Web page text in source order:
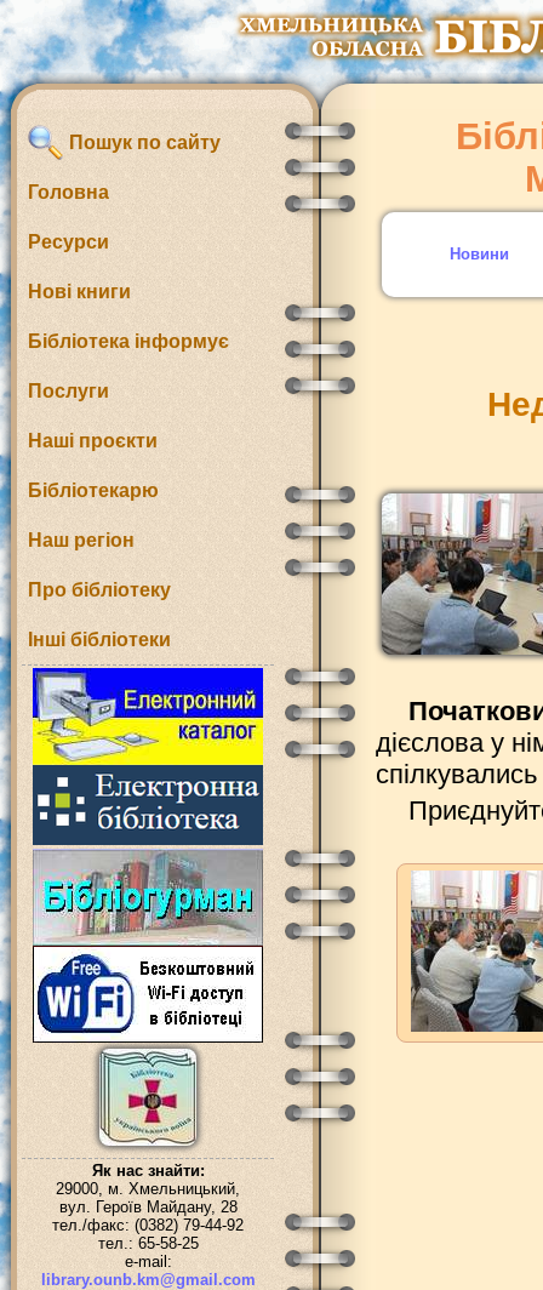
Пошук по сайту
Головна
Ресурси
Нові книги
Бібліотека інформує
Послуги
Наші проєкти
Бібліотекарю
Наш регіон
Про бібліотеку
Інші бібліотеки
Як нас знайти:
29000, м. Хмельницький,
вул. Героїв Майдану, 28
тел./факс: (0382) 79-44-92
тел.: 65-58-25
e-mail:
library.ounb.km@gmail.com
Новини
дієслова у